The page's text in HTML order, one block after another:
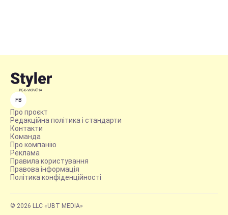
FB
Про проєкт
Редакційна політика і стандарти
Контакти
Команда
Про компанію
Реклама
Правила користування
Правова інформація
Політика конфіденційності
© 2026 LLC «UBT MEDIA»